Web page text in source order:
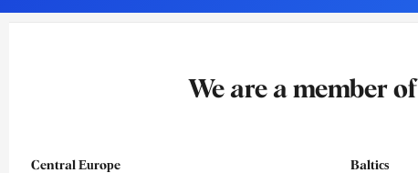
o
g
d
b
We are a member of
Central Europe Baltics